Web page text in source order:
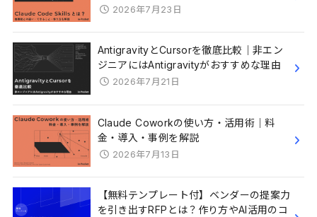
2026年7月23日
AntigravityとCursorを徹底比較｜非エン
ジニアにはAntigravityがおすすめな理由
2026年7月21日
Claude Coworkの使い方・活用術｜料
金・導入・事例を解説
2026年7月13日
【無料テンプレート付】ベンダーの提案力
を引き出すRFPとは？作り方やAI活用のコ